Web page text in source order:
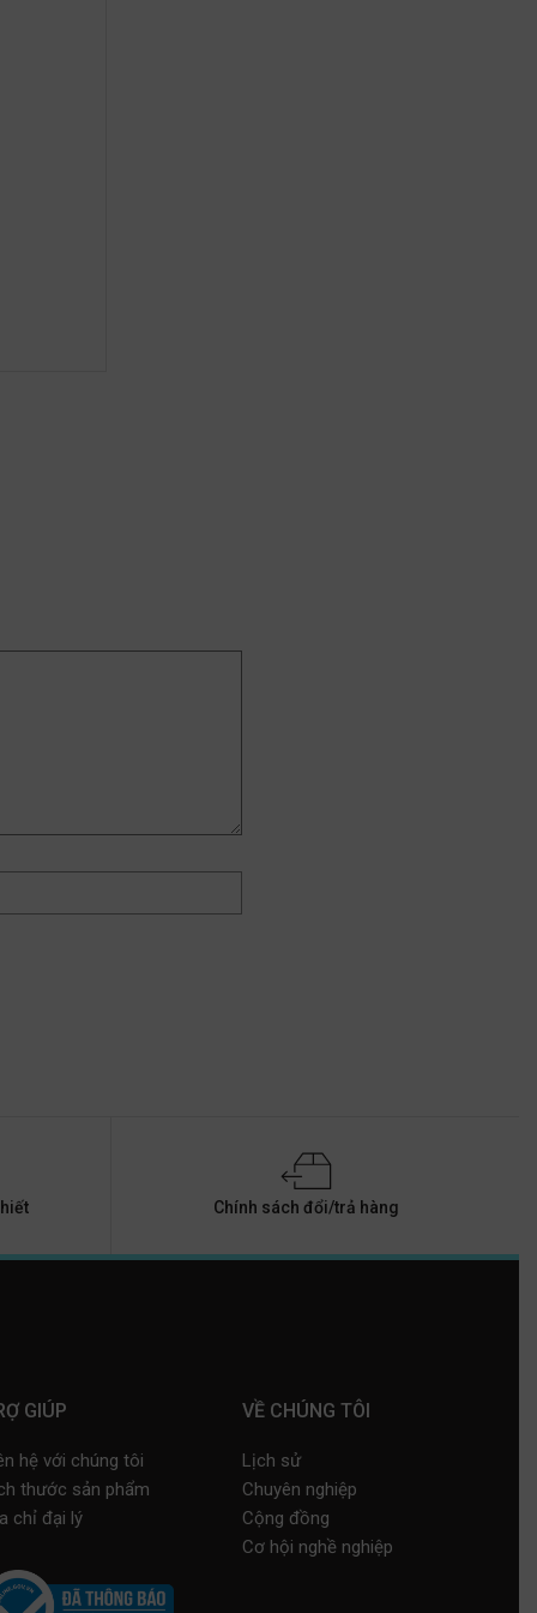
Chính sách đổi/trả hàng
GIÚP
hệ với chúng tôi
thước sản phẩm
chỉ đại lý
VỀ CHÚNG TÔI
Lịch sử
Chuyên nghiệp
Cộng đồng
Cơ hội nghề nghiệp